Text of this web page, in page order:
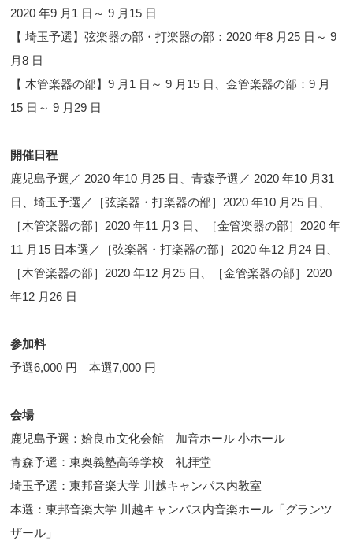
2020 年9 月1 日～ 9 月15 日
【 埼玉予選】弦楽器の部・打楽器の部：2020 年8 月25 日～ 9
月8 日
【 木管楽器の部】9 月1 日～ 9 月15 日、金管楽器の部：9 月
15 日～ 9 月29 日
開催日程
鹿児島予選／ 2020 年10 月25 日、青森予選／ 2020 年10 月31
日、埼玉予選／［弦楽器・打楽器の部］2020 年10 月25 日、
［木管楽器の部］2020 年11 月3 日、［金管楽器の部］2020 年
11 月15 日本選／［弦楽器・打楽器の部］2020 年12 月24 日、
［木管楽器の部］2020 年12 月25 日、［金管楽器の部］2020
年12 月26 日
参加料
予選6,000 円 本選7,000 円
会場
鹿児島予選：姶良市文化会館 加音ホール 小ホール
青森予選：東奥義塾高等学校 礼拝堂
埼玉予選：東邦音楽大学 川越キャンパス内教室
本選：東邦音楽大学 川越キャンパス内音楽ホール「グランツ
ザール」